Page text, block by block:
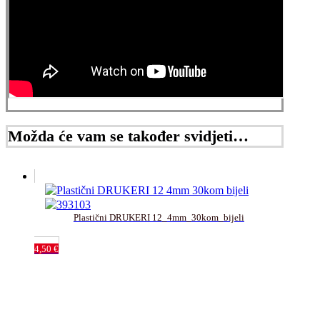
Možda će vam se također svidjeti…
Plastični DRUKERI 12_4mm_30kom_bijeli
4,50 €